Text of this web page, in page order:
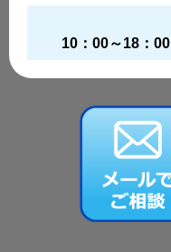
10：00～18：00